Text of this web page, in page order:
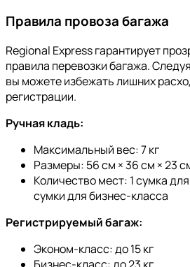
Правила провоза багажа
Regional Express гарантирует
правила перевозки багажа.
вы можете избежать лишних
регистрации.
Ручная кладь:
Максимальный вес: 7 кг
Размеры: 56 см × 36 см × 23
Количество мест: 1 сумка
сумки для бизнес-класса
Регистрируемый багаж:
Эконом-класс: до 15 кг